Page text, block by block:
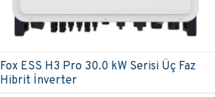
Fox ESS H3 Pro 30.0 kW Serisi Üç Faz
Hibrit İnverter